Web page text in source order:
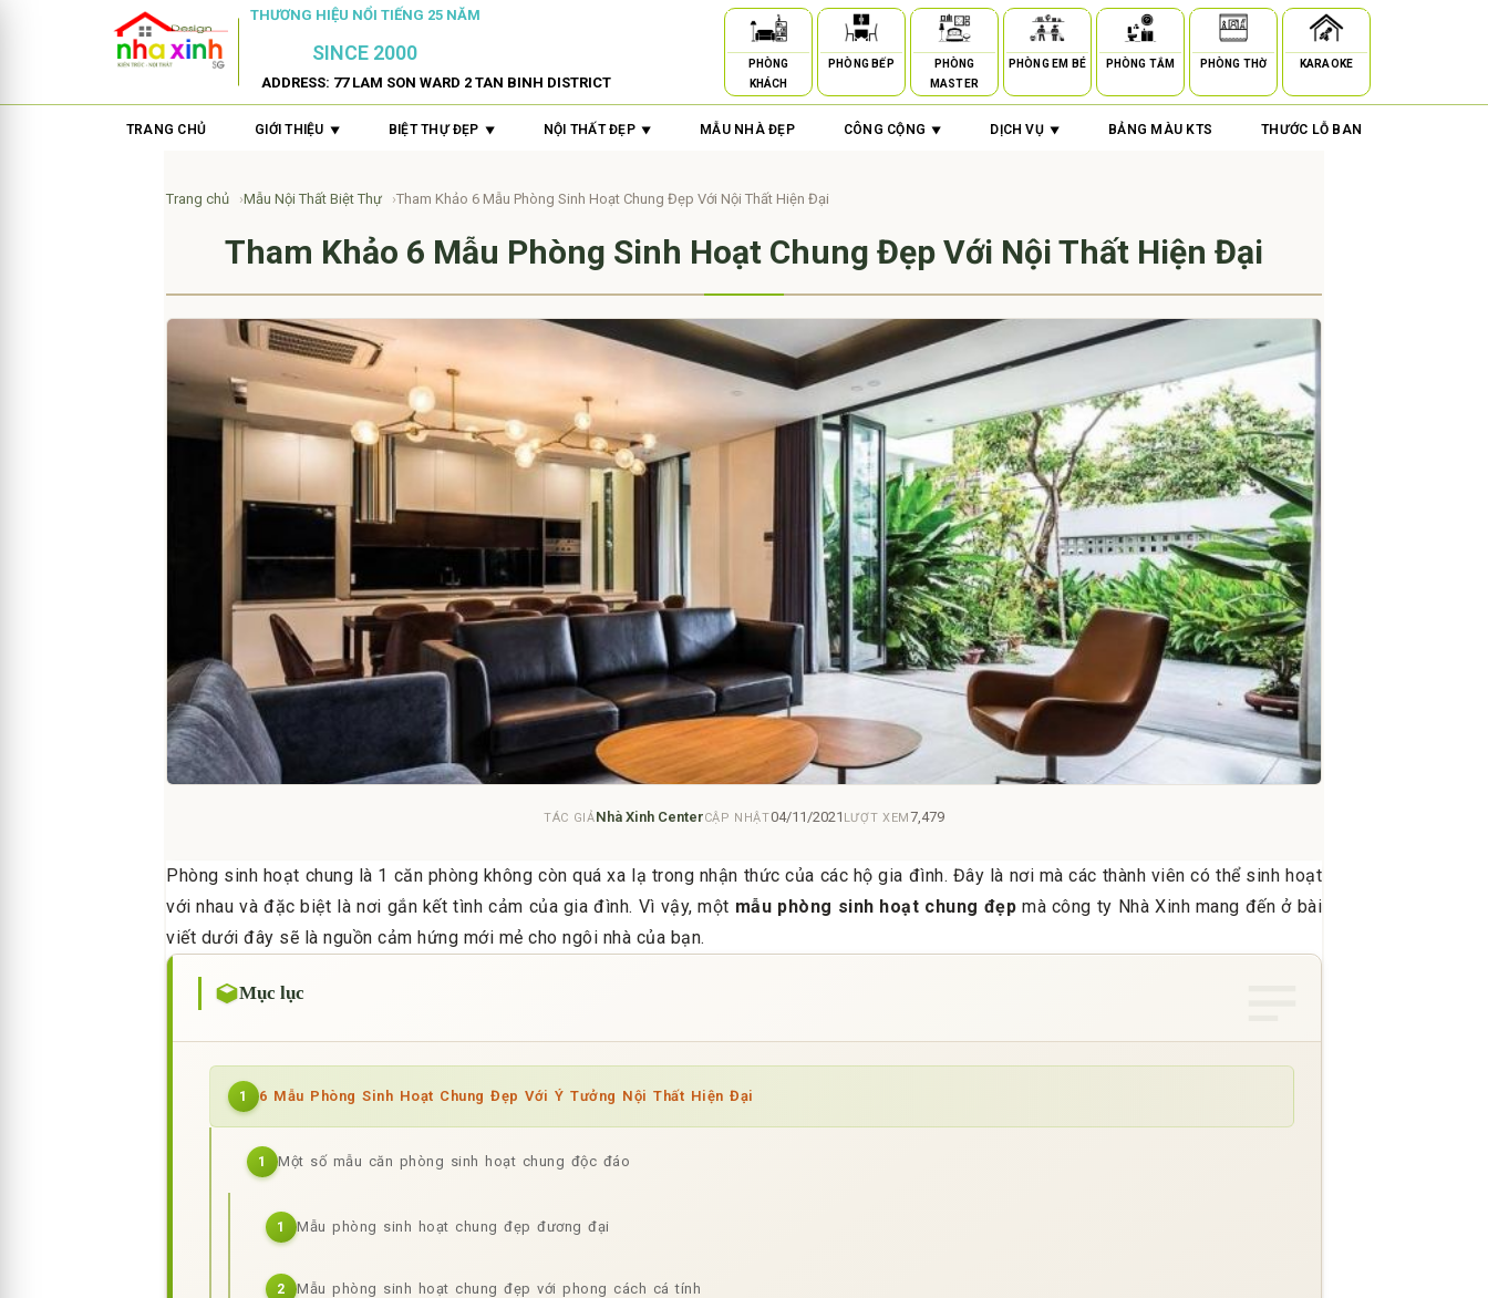
THƯƠNG HIỆU NỔI TIẾNG 25 NĂM
SINCE 2000
ADDRESS: 77 LAM SON WARD 2 TAN BINH DISTRICT
PHÒNG
KHÁCH
PHÒNG BẾP
PHÒNG
MASTER
PHÒNG EM BÉ PHÒNG TẮM PHÒNG THỜ KARAOKE
TRANG CHỦ GIỚI THIỆU BIỆT THỰ ĐẸP NỘI THẤT ĐẸP MẪU NHÀ ĐẸP CÔNG CỘNG DỊCH VỤ BẢNG MÀU KTS THƯỚC LỖ BAN
Trang chủ Mẫu Nội Thất Biệt Thự Tham Khảo 6 Mẫu Phòng Sinh Hoạt Chung Đẹp Với Nội Thất Hiện Đại
Tham Khảo 6 Mẫu Phòng Sinh Hoạt Chung Đẹp Với Nội Thất Hiện Đại
TÁC GIẢNhà Xinh CenterCẬP NHẬT04/11/2021 LƯỢT XEM7,479
Phòng sinh hoạt chung là 1 căn phòng không còn quá xa lạ trong nhận thức của các hộ gia đình. Đây là nơi mà các thành viên có thể sinh hoạt
với nhau và đặc biệt là nơi gắn kết tình cảm của gia đình. Vì vậy, một mẫu phòng sinh hoạt chung đẹp mà công ty Nhà Xinh mang đến ở bài
viết dưới đây sẽ là nguồn cảm hứng mới mẻ cho ngôi nhà của bạn.
Mục lục
1 6 Mẫu Phòng Sinh Hoạt Chung Đẹp Với Ý Tưởng Nội Thất Hiện Đại
1 Một số mẫu căn phòng sinh hoạt chung độc đáo
1 Mẫu phòng sinh hoạt chung đẹp đương đại
2 Mẫu phòng sinh hoạt chung đẹp với phong cách cá tính